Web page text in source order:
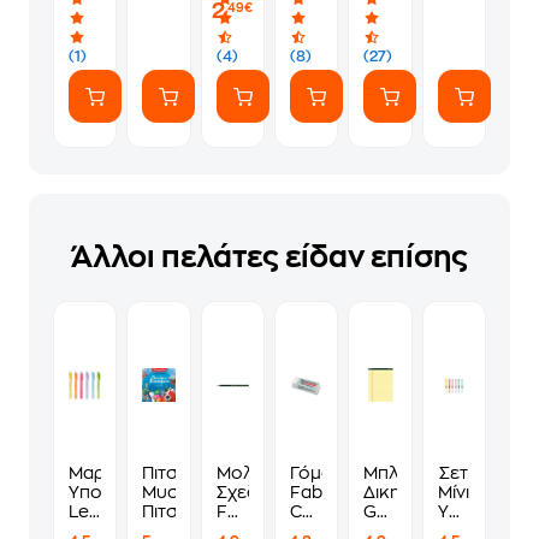
(1) (4)
2,49€
mm
(8) (27)
Άλλοι πελάτες είδαν επίσης
Μαρκαδόροι
Υπογράμμισης
Legami
Πιτσιμπουίνοι:
Μυστήρια
Πιτσούγεννα
Μολύβι
Σχεδίου
Faber
Γόμα
Faber
Castell
Μπλοκ
Δικηγορικό
GLOBUS
Σετ
Μίνι